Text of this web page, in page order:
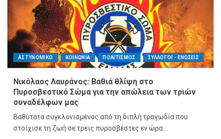
ΑΣΤΥΝΟΜΙΚΟ ΚΟΙΝΩΝΙΑ ΠΟΛΙΤΙΣΜΟΣ ΣΥΛΛΟΓΟΙ - ΕΝΩΣΕΙΣ
Νικόλαος Λαυράνος: Βαθιά θλίψη στο
Πυροσβεστικό Σώμα για την απώλεια των τριών
συναδέλφων μας
Βαθύτατα συγκλονισμένος από τη διπλή τραγωδία που
στοίχισε τη ζωή σε τρεις πυροσβέστες εν ώρα...